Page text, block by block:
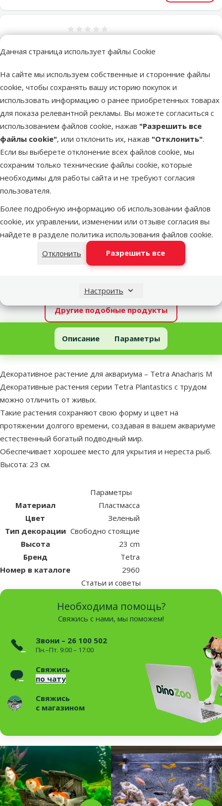
Данная страница использует файлы Cookie
На сайте мы используем собственные и сторонние файлы
cookie, чтобы сохранять вашу историю покупок и
использовать информацию о ранее приобретенных товарах
для показа релевантной рекламы. Вы можете согласиться с
использованием файлов cookie, нажав "Разрешить все
файлы cookie", или отклонить их, нажав "Отклонить".
Если вы выберете отклонение всех файлов cookie, мы
сохраним только технические файлы cookie, которые
необходимы для работы сайта и не требуют согласия
пользователя.
Более подробную информацию об использовании файлов
cookie, их управлении, изменении или отзыве согласия вы
найдете в разделе политика использования файлов cookie.
Отклонить
Разрешить все
Настроить
Ship wreck, 22 см
Оценка 0%
Цена
14,99 €
марка
В наличии В
Декор для аквариума - Aqua Excellent
Оценка 0%
Цена
14,99 €
марка
Другие подобные продукты
Декоративное растение для аквариума – Tetra Anacharis M
Описание Параметры
В начало страницы
superzoo.product.detail.content
Декоративное растение для аквариума – Tetra Anacharis M
Декоративные растения серии Tetra Plantastics с трудом
можно отличить от живых.
Такие растения сохраняют свою форму и цвет на
протяжении долгого времени, создавая в вашем аквариуме
естественный богатый подводный мир.
Обеспечивает хорошее место для укрытия и нереста рыб.
Высота: 23 см.
Параметры
Материал
Пластмасса
Цвет
Зеленый
Тип декорации Свободно стоящие
Высота
23 cm
Бренд
Tetra
Номер в каталоге
2960
Статьи и советы
Необходима помощь?
Свяжись с нами, мы поможем!
Звони – 26 100 502
Пн.–Пт. 9:00 – 17:00
Свяжись
по чату
Свяжись
с магазином